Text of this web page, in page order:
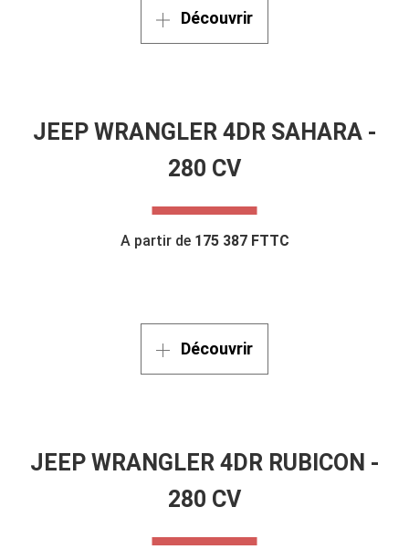
Découvrir
JEEP WRANGLER 4DR SAHARA -
280 CV
A partir de 175 387 FTTC
Découvrir
JEEP WRANGLER 4DR RUBICON -
280 CV